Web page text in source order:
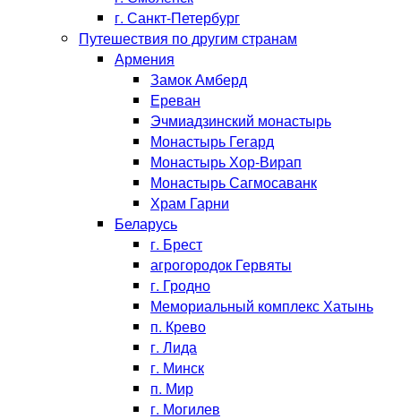
г. Санкт-Петербург
Путешествия по другим странам
Армения
Замок Амберд
Ереван
Эчмиадзинский монастырь
Монастырь Гегард
Монастырь Хор-Вирап
Монастырь Сагмосаванк
Храм Гарни
Беларусь
г. Брест
агрогородок Гервяты
г. Гродно
Мемориальный комплекс Хатынь
п. Крево
г. Лида
г. Минск
п. Мир
г. Могилев